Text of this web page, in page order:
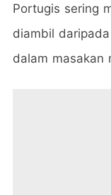
Portugis sering
diambil
dalam masakan